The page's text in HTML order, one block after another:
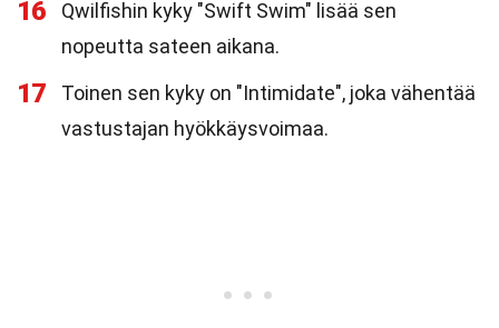
16
Qwilfishin kyky "Swift Swim" lisää sen
nopeutta sateen aikana.
17
Toinen sen kyky on "Intimidate", joka vähentää
vastustajan hyökkäysvoimaa.